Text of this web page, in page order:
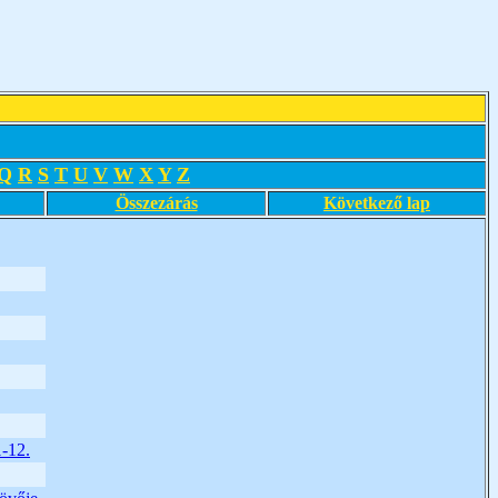
R S T U V W X Y Z
Összezárás Következő lap
12.